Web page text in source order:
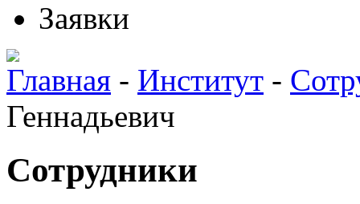
Заявки
Главная - Институт -
Геннадьевич
Сотрудники